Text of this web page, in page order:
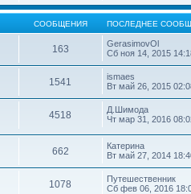
СООБЩЕНИЯ ПОСЛЕДНЕЕ
163
GerasimovOl
Сб ноя 14, 2015
1541
ismaes
Вт май 26, 2015
4518
Д.Шимода
Чт мар 31, 2016
662
Катерина
Вт май 27, 2014
1078
Путешественник
Сб фев 06, 2016